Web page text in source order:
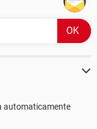
automaticamente